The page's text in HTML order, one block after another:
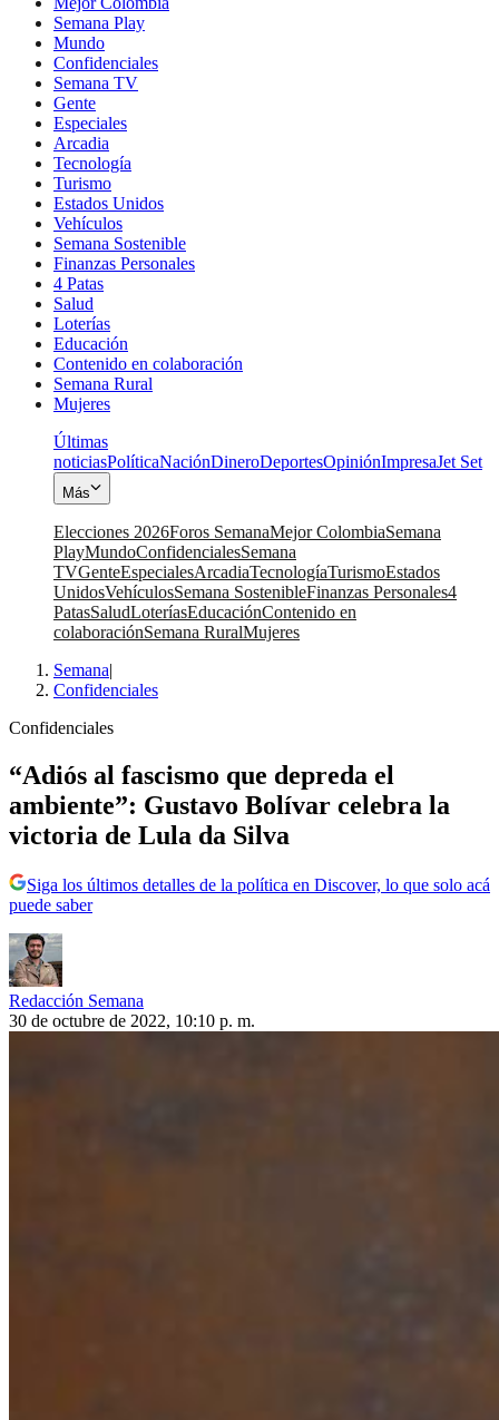
Semana Play
Mundo
Confidenciales
Semana TV
Gente
Especiales
Arcadia
Tecnología
Turismo
Estados Unidos
Vehículos
Semana Sostenible
Finanzas Personales
4 Patas
Salud
Loterías
Educación
Contenido en colaboración
Semana Rural
Mujeres
Últimas
noticiasPolíticaNaciónDineroDeportesOpiniónImpresaJet Set
Más
Elecciones 2026Foros SemanaMejor ColombiaSemana
PlayMundoConfidencialesSemana
TVGenteEspecialesArcadiaTecnologíaTurismoEstados
UnidosVehículosSemana SostenibleFinanzas Personales4
PatasSaludLoteríasEducaciónContenido en
colaboraciónSemana RuralMujeres
Semana|
Confidenciales
Confidenciales
“Adiós al fascismo que depreda el
ambiente”: Gustavo Bolívar celebra la
victoria de Lula da Silva
Siga los últimos detalles de la política en Discover, lo que solo acá
puede saber
Redacción Semana
30 de octubre de 2022, 10:10 p. m.